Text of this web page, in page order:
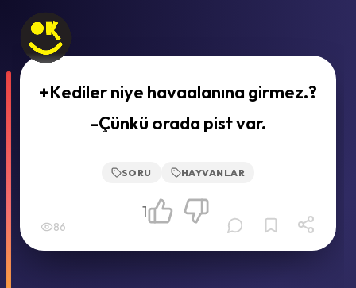
+Kediler niye havaalanına girmez.?
-Çünkü orada pist var.
SORU HAYVANLAR
86
1